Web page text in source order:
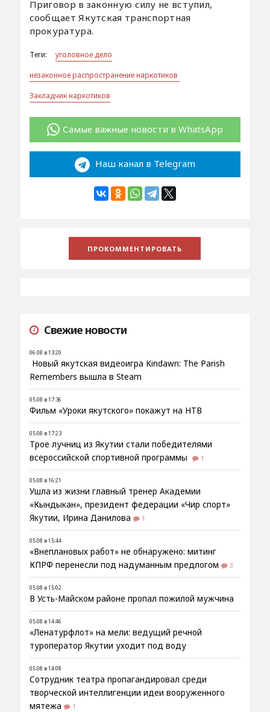
Приговор в законную силу не вступил,
сообщает Якутская транспортная
прокуратура.
Теги:
уголовное дело
незаконное распространение наркотиков
Закладчик наркотиков
Самые важные новости в WhatsApp
Наш канал в Telegram
Свежие новости
06.08 в 13:20
Новый якутская видеоигра Kindawn: The Parish
Remembers вышла в Steam
05.08 в 17:36
Фильм «Уроки якутского» покажут на НТВ
05.08 в 17:23
Трое лучниц из Якутии стали победителями
всероссийской спортивной программы
1
05.08 в 16:21
Ушла из жизни главный тренер Академии
«Кындыкан», президент федерации «Чир спорт»
Якутии, Ирина Данилова
1
05.08 в 15:44
«Внеплановых работ» не обнаружено: митинг
КПРФ перенесли под надуманным предлогом
3
05.08 в 15:02
В Усть-Майском районе пропал пожилой мужчина
05.08 в 14:46
«Ленатурфлот» на мели: ведущий речной
туроператор Якутии уходит под воду
05.08 в 14:08
Сотрудник театра пропагандировал среди
творческой интеллигенции идеи вооруженного
мятежа
1